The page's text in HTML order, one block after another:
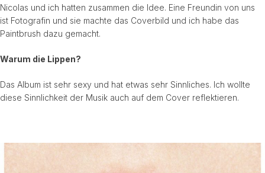
Nicolas und ich hatten zusammen die Idee. Eine Freundin von uns
ist Fotografin und sie machte das Coverbild und ich habe das
Paintbrush dazu gemacht.
Warum die Lippen?
Das Album ist sehr sexy und hat etwas sehr Sinnliches. Ich wollte
diese Sinnlichkeit der Musik auch auf dem Cover reflektieren.